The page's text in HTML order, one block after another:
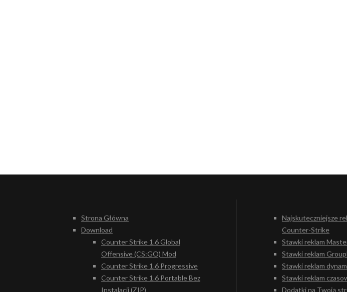
Strona Główna
Download
Counter Strike 1.6 Global
Offensive (CS:GO) Mod
Counter Strike 1.6 Progressive
Counter Strike 1.6 Portable Bez
Instalacji (ZIP)
Najskuteczniejsze
Counter-Strike
Stawki reklam
Stawki reklam
Stawki reklam
Stawki reklam
Dodatki na Twoją